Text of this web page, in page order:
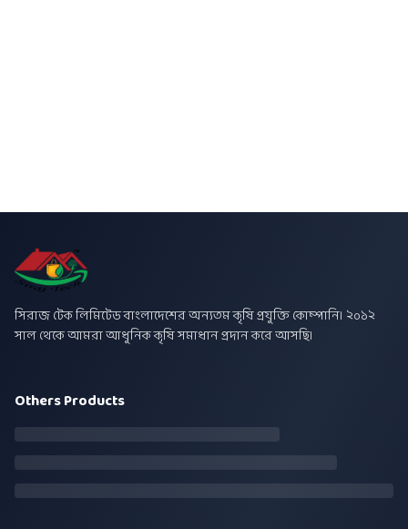
সিরাজ টেক লিমিটেড বাংলাদেশের অন্যতম কৃষি প্রযুক্তি কোম্পানি। ২০১২
সাল থেকে আমরা আধুনিক কৃষি সমাধান প্রদান করে আসছি।
Others Products